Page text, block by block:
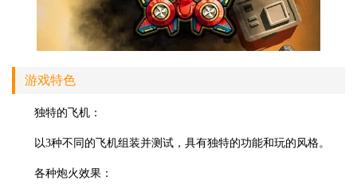
游戏特色
独特的飞机：
以3种不同的飞机组装并测试，具有独特的功能和玩的风格。
各种炮火效果：